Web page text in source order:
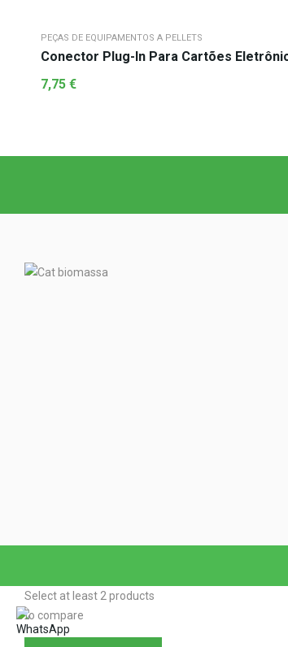
PEÇAS DE EQUIPAMENTOS A PELLETS
7,75 €
Select at least 2 products
to compare